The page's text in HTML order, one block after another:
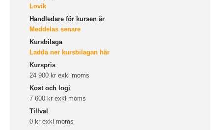
Lovik
Handledare för kursen är
Meddelas senare
Kursbilaga
Ladda ner kursbilagan här
Kurspris
24 900 kr exkl moms
Kost och logi
7 600 kr exkl moms
Tillval
0 kr exkl moms